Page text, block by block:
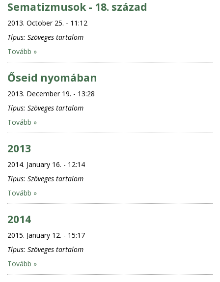
Sematizmusok - 18. század
2013. October 25. - 11:12
Típus: Szöveges tartalom
Tovább »
Őseid nyomában
2013. December 19. - 13:28
Típus: Szöveges tartalom
Tovább »
2013
2014. January 16. - 12:14
Típus: Szöveges tartalom
Tovább »
2014
2015. January 12. - 15:17
Típus: Szöveges tartalom
Tovább »